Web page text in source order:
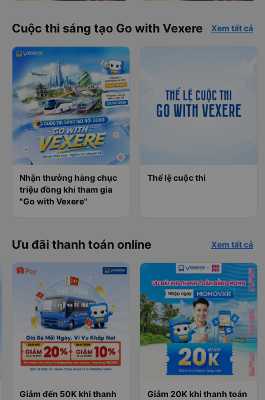
Cuộc thi sáng tạo Go with Vexere Xem tất cả
Nhận thưởng hàng chục
triệu đồng khi tham gia
"Go with Vexere"
Thể lệ cuộc thi
Ưu đãi thanh toán online Xem tất cả
Giảm đến 50K khi thanh
Giảm 20K khi thanh toán